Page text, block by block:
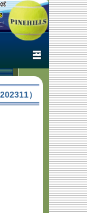
ン
ズ
）